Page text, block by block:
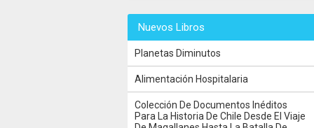
Nuevos Libros
Planetas Diminutos
Alimentación Hospitalaria
Colección De Documentos Inéditos
Para La Historia De Chile Desde El Viaje